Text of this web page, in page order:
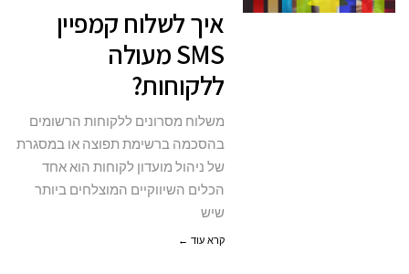
איך לשלוח קמפיין
SMS מעולה
ללקוחות?
משלוח מסרונים ללקוחות הרשומים
בהסכמה ברשימת תפוצה או במסגרת
של ניהול מועדון לקוחות הוא אחד
הכלים השיווקיים המוצלחים ביותר
שיש
קרא עוד ←